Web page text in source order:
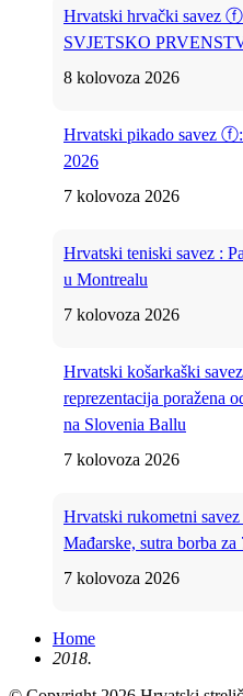
Hrvatski hrvački savez
SVJETSKO
8 kolovoza 2026
Hrvatski pikado savez
2026
7 kolovoza 2026
Hrvatski teniski savez :
u Montrealu
7 kolovoza 2026
Hrvatski košarkaški
reprezentacija poražena
na Slovenia Ballu
7 kolovoza 2026
Hrvatski rukometni
Mađarske, sutra borba za
7 kolovoza 2026
Home
2018.